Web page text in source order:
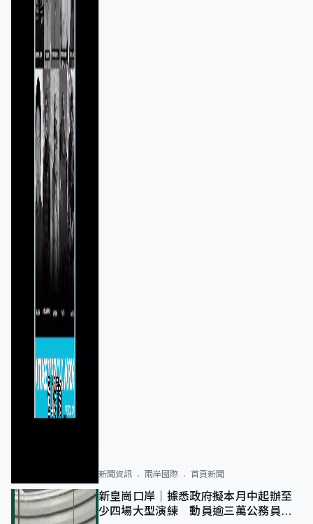
新聞資訊 兩岸國際 首頁新聞
新皇崗口岸｜據悉政府擬本月中起辦至
少四場大型演練 動員逾三萬公務員人